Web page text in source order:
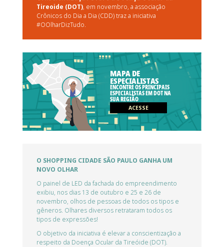
Tireoide (DOT), em novembro, a associação
Crônicos do Dia a Dia (CDD) traz a iniciativa
#OOlharDizTudo.
MAPA DE
ESPECIALISTAS
ENCONTRE OS PRINCIPAIS
ESPECIALISTAS EM DOT NA
SUA REGIÃO
ACESSE
O SHOPPING CIDADE SÃO PAULO GANHA UM
NOVO OLHAR
O painel de LED da fachada do empreendimento
exibiu, nos dias 13 de outubro e 25 e 26 de
novembro, olhos de pessoas de todos os tipos e
gêneros. Olhares diversos retrataram todos os
tipos de expressões!
O objetivo da iniciativa é elevar a conscientização a
respeito da Doença Ocular da Tireóide (DOT).